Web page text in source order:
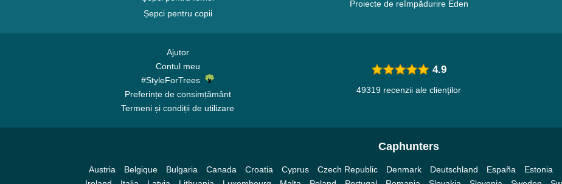
Șepci pentru copii
Proiecte de reîmpădurire Eden
Ajutor
Contul meu
#StyleForTrees
Preferințe de consimțământ
Termeni și condiții de utilizare
4.9
49319 recenzii ale clienților
Caphunters
Austria Belgique Bulgaria Canada Croatia Cyprus Czech Republic Denmark Deutschland España Estonia